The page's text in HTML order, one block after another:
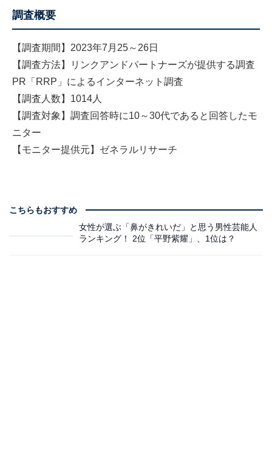
調査概要
【調査期間】2023年7月25～26日
【調査方法】リンクアンドパートナーズが提供する調査
PR「RRP」によるインターネット調査
【調査人数】1014人
【調査対象】調査回答時に10～30代であると回答したモ
ニター
【モニター提供元】ゼネラルリサーチ
こちらもおすすめ
女性が選ぶ「鼻がきれいだ」と思う男性芸能人
ランキング！ 2位「平野紫耀」、1位は？